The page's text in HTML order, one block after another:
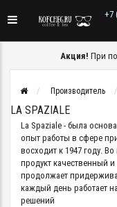
+7
Акция! При
Производитель
LA SPAZIALE
La Spaziale - была
опыт работы в сфере
восходит к 1947 году.
продукт качественный
продолжает
каждый день работает
решений